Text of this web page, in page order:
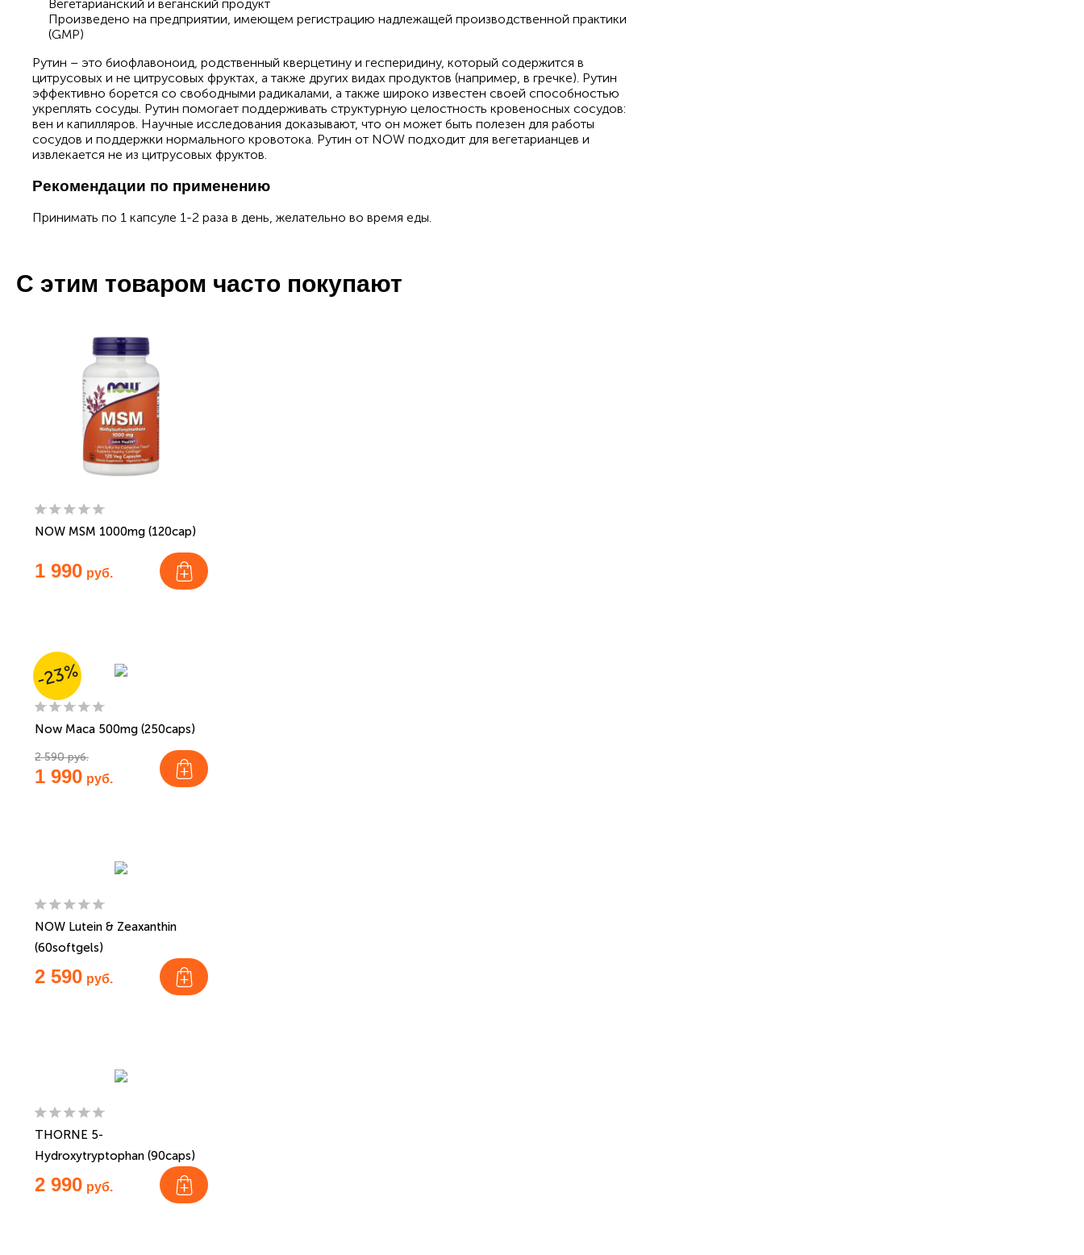
Вегетарианский и веганский продукт
Произведено на предприятии, имеющем регистрацию надлежащей производственной практики
(GMP)
Рутин – это биофлавоноид, родственный кверцетину и гесперидину, который содержится в
цитрусовых и не цитрусовых фруктах, а также других видах продуктов (например, в гречке). Рутин
эффективно борется со свободными радикалами, а также широко известен своей способностью
укреплять сосуды. Рутин помогает поддерживать структурную целостность кровеносных сосудов:
вен и капилляров. Научные исследования доказывают, что он может быть полезен для работы
сосудов и поддержки нормального кровотока. Рутин от NOW подходит для вегетарианцев и
извлекается не из цитрусовых фруктов.
Рекомендации по применению
Принимать по 1 капсуле 1-2 раза в день, желательно во время еды.
С этим товаром часто покупают
NOW MSM 1000mg (120cap)
1 990 руб.
Now Maca 500mg (250caps)
2 590 руб.
1 990 руб.
-23%
NOW Lutein & Zeaxanthin
(60softgels)
2 590 руб.
THORNE 5-
Hydroxytryptophan (90caps)
2 990 руб.